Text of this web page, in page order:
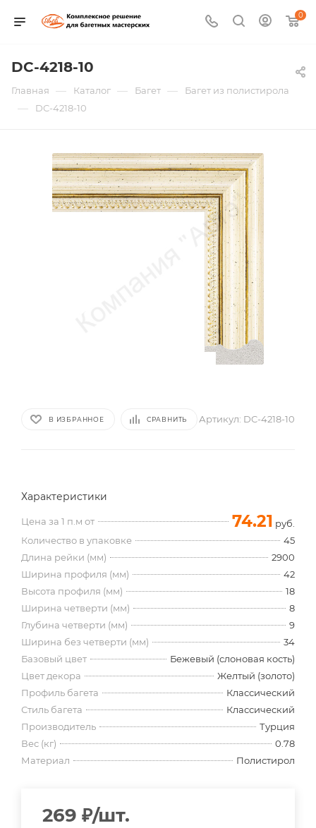
0
DC-4218-10
Главная — Каталог — Багет — Багет из полистирола
— DC-4218-10
В ИЗБРАННОЕ СРАВНИТЬ Артикул: DC-4218-10
Характеристики
Цена за 1 п.м от 74.21 руб.
Количество в упаковке
45
Длина рейки (мм)
2900
Ширина профиля (мм)
42
Высота профиля (мм)
18
Ширина четверти (мм)
8
Глубина четверти (мм)
9
Ширина без четверти (мм)
34
Базовый цвет
Бежевый (слоновая кость)
Цвет декора
Желтый (золото)
Профиль багета
Классический
Стиль багета
Классический
Производитель
Турция
Вес (кг)
0.78
Материал
Полистирол
269 ₽/шт.